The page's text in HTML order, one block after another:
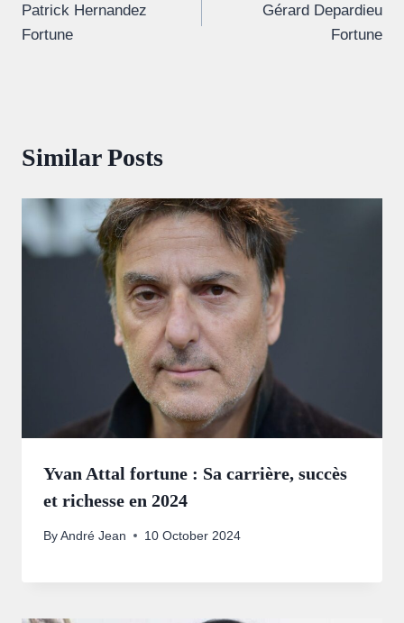
navigation
Patrick Hernandez
Fortune
Gérard Depardieu
Fortune
Similar Posts
Yvan Attal fortune : Sa carrière, succès
et richesse en 2024
By André Jean 10 October 2024